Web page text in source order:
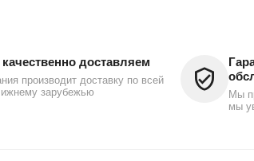
доставляем
производит доставку по всей
зарубежью
Мы
мы